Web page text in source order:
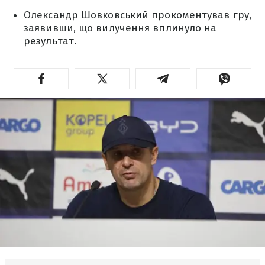
Олександр Шовковський прокоментував гру,
заявивши, що вилучення вплинуло на
результат.